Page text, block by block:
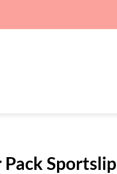
Pack Sportslip